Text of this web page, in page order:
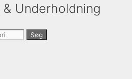
Underholdning
Søg